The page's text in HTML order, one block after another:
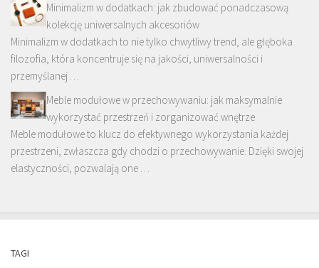
Minimalizm w dodatkach: jak zbudować ponadczasową
kolekcję uniwersalnych akcesoriów
Minimalizm w dodatkach to nie tylko chwytliwy trend, ale głęboka
filozofia, która koncentruje się na jakości, uniwersalności i
przemyślanej …
Meble modułowe w przechowywaniu: jak maksymalnie
wykorzystać przestrzeń i zorganizować wnętrze
Meble modułowe to klucz do efektywnego wykorzystania każdej
przestrzeni, zwłaszcza gdy chodzi o przechowywanie. Dzięki swojej
elastyczności, pozwalają one …
TAGI